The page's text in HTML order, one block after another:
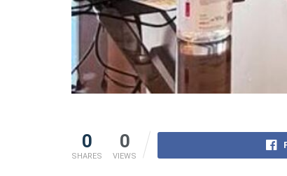
0
SHARES
0
VIEWS